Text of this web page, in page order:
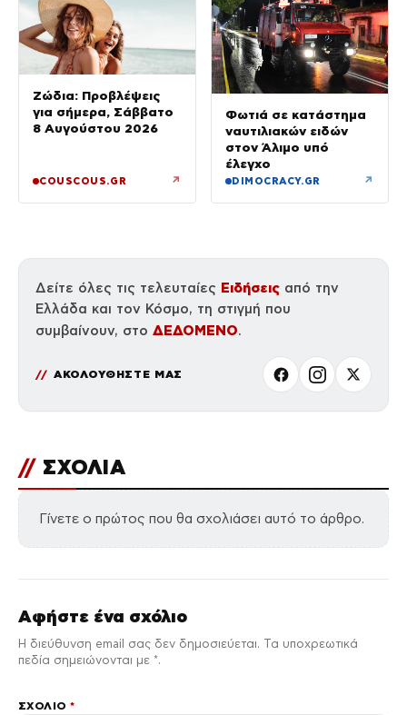
Ζώδια: Προβλέψεις
για σήμερα, Σάββατο
8 Αυγούστου 2026
COUSCOUS.GR ↗
Φωτιά σε κατάστημα
ναυτιλιακών ειδών
στον Άλιμο υπό
έλεγχο
DIMOCRACY.GR ↗
Δείτε όλες τις τελευταίες Ειδήσεις από την
Ελλάδα και τον Κόσμο, τη στιγμή που
συμβαίνουν, στο ΔΕΔΟΜΕΝΟ.
ΑΚΟΛΟΥΘΗΣΤΕ ΜΑΣ
// ΣΧΟΛΙΑ
Γίνετε ο πρώτος που θα σχολιάσει αυτό το άρθρο.
Αφήστε ένα σχόλιο
Η διεύθυνση email σας δεν δημοσιεύεται. Τα υποχρεωτικά
πεδία σημειώνονται με *.
ΣΧΌΛΙΟ*